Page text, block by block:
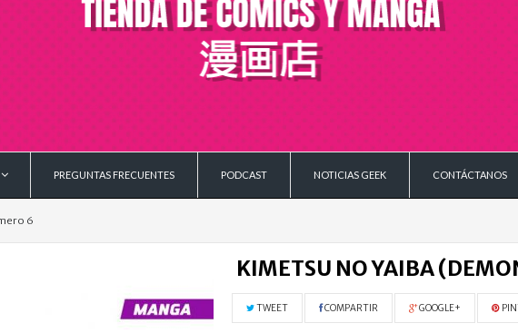
PREGUNTAS FRECUENTES PODCAST NOTICIAS GEEK CONTÁCTANOS
6
KIMETSU NO YAIBA
TWEET COMPARTIR GOOGLE+